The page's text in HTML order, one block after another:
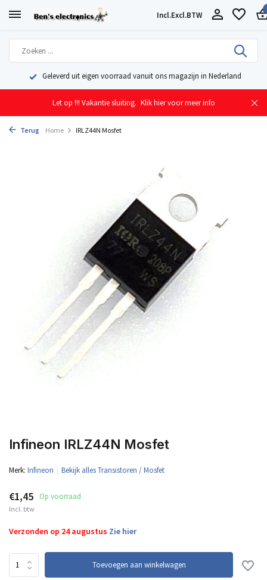
Incl.Excl.BTW
Geleverd uit eigen voorraad vanuit ons magazijn in Nederland
Let op !!! Vakantie sluiting. Klik hier voor meer info
Terug Home IRLZ44N Mosfet
Infineon IRLZ44N Mosfet
Merk: Infineon Bekijk alles Transistoren / Mosfet
€1,45 Op voorraad
Incl. btw
Verzonden op 24 augustus Zie hier
Toevoegen aan winkelwagen